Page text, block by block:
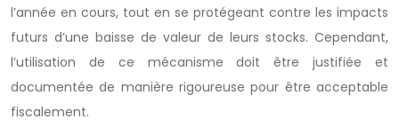
l’année en cours, tout en se protégeant contre les impacts
futurs d’une baisse de valeur de leurs stocks. Cependant,
l’utilisation de ce mécanisme doit être justifiée et
documentée de manière rigoureuse pour être acceptable
fiscalement.